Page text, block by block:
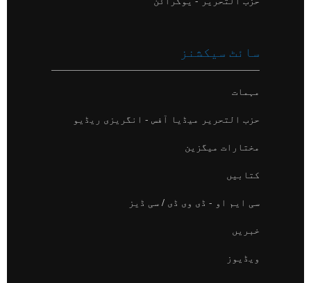
سائٹ سیکشنز
مہمات
حزب التحریر میڈیا آفس - انگریزی ریڈیو
مختارات میگزین
کتابیں
سی ایم او - ڈی وی ڈی / سی ڈیز
خبریں
ویڈیوز